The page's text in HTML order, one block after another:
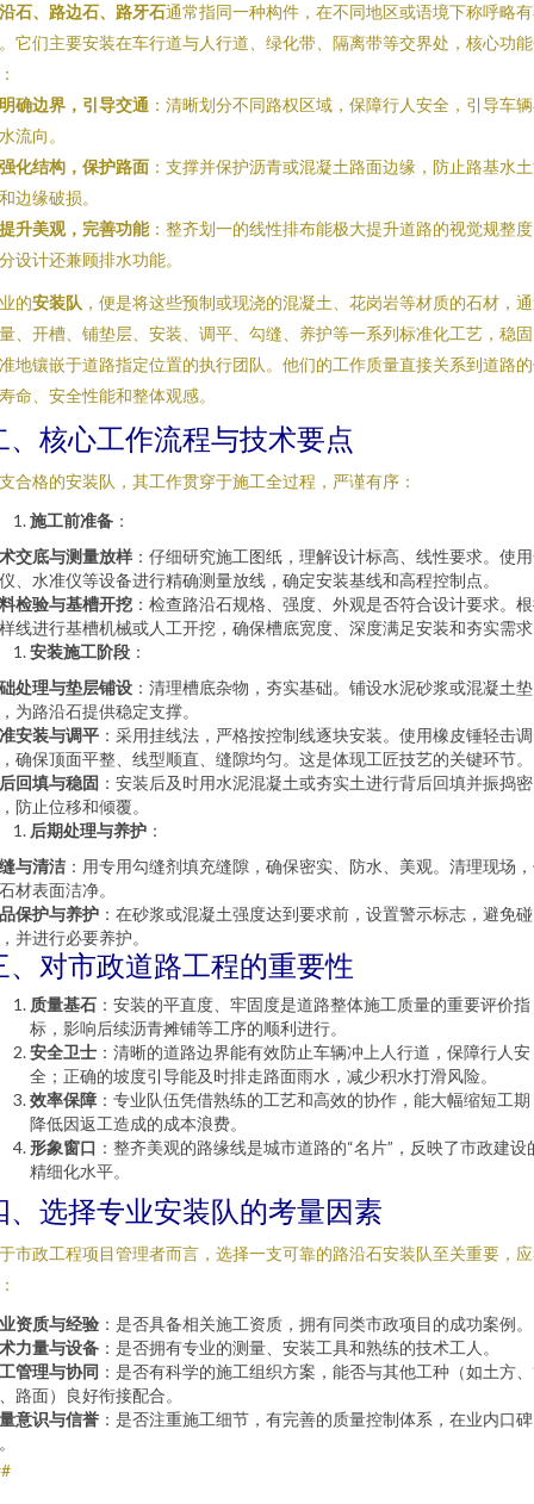
石、路边石、路牙石通常指同一种构件，在不同地区或语境下称呼略
它们主要安装在车行道与人行道、绿化带、隔离带等交界处，核心功
明确边界，引导交通 ：清晰划分不同路权区域，保障行人安全，引导车
流向。
强化结构，保护路面 ：支撑并保护沥青或混凝土路面边缘，防止路基水
边缘破损。
提升美观，完善功能：整齐划一的线性排布能极大提升道路的视觉规整
设计还兼顾排水功能。
的安装队 ，便是将这些预制或现浇的混凝土、花岗岩等材质的石材，
、开槽、铺垫层、安装、调平、勾缝、养护等一系列标准化工艺，稳
地镶嵌于道路指定位置的执行团队。他们的工作质量直接关系到道路
命、安全性能和整体观感。
、核心工作流程与技术要点
合格的安装队，其工作贯穿于施工全过程，严谨有序：
施工前准备 ：
交底与测量放样 ：仔细研究施工图纸，理解设计标高、线性要求。使
、水准仪等设备进行精确测量放线，确定安装基线和高程控制点。
检验与基槽开挖 ：检查路沿石规格、强度、外观是否符合设计要求。
线进行基槽机械或人工开挖，确保槽底宽度、深度满足安装和夯实需
安装施工阶段 ：
处理与垫层铺设 ：清理槽底杂物，夯实基础。铺设水泥砂浆或混凝土垫
为路沿石提供稳定支撑。
安装与调平 ：采用挂线法，严格按控制线逐块安装。使用橡皮锤轻击调
确保顶面平整、线型顺直、缝隙均匀。这是体现工匠技艺的关键环节。
回填与稳固 ：安装后及时用水泥混凝土或夯实土进行背后回填并振捣密
防止位移和倾覆。
后期处理与养护 ：
与清洁 ：用专用勾缝剂填充缝隙，确保密实、防水、美观。清理现场
材表面洁净。
保护与养护 ：在砂浆或混凝土强度达到要求前，设置警示标志，避免碰
并进行必要养护。
、对市政道路工程的重要性
质量基石 ：安装的平直度、牢固度是道路整体施工质量的重要评价指
标，影响后续沥青摊铺等工序的顺利进行。
安全卫士 ：清晰的道路边界能有效防止车辆冲上人行道，保障行人安
全；正确的坡度引导能及时排走路面雨水，减少积水打滑风险。
效率保障 ：专业队伍凭借熟练的工艺和高效的协作，能大幅缩短工期
降低因返工造成的成本浪费。
形象窗口 ：整齐美观的路缘线是城市道路的“名片”，反映了市政建设
精细化水平。
、选择专业安装队的考量因素
市政工程项目管理者而言，选择一支可靠的路沿石安装队至关重要，
资质与经验 ：是否具备相关施工资质，拥有同类市政项目的成功案例。
力量与设备 ：是否拥有专业的测量、安装工具和熟练的技术工人。
管理与协同 ：是否有科学的施工组织方案，能否与其他工种（如土方
路面）良好衔接配合。
意识与信誉 ：是否注重施工细节，有完善的质量控制体系，在业内口